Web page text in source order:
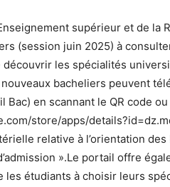
supérieur et de
(session juin 2025) à
découvrir les spécialités
nouveaux bacheliers peuvent
Bac) en scannant le QR code
store/apps/
relative à l’orientation
».Le portail offre
les étudiants à choisir leurs